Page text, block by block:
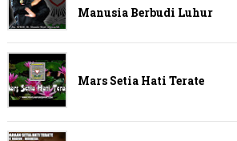
Manusia Berbudi Luhur
Mars Setia Hati Terate